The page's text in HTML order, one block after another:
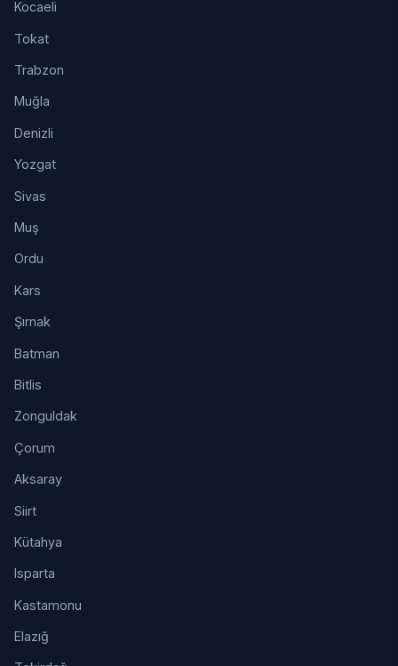
Kocaeli
Tokat
Trabzon
Muğla
Denizli
Yozgat
Sivas
Muş
Ordu
Kars
Şırnak
Batman
Bitlis
Zonguldak
Çorum
Aksaray
Siirt
Kütahya
Isparta
Kastamonu
Elazığ